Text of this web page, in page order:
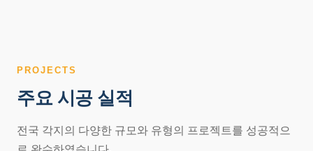
PROJECTS
주요 시공 실적
전국 각지의 다양한 규모와 유형의 프로젝트를 성공적으